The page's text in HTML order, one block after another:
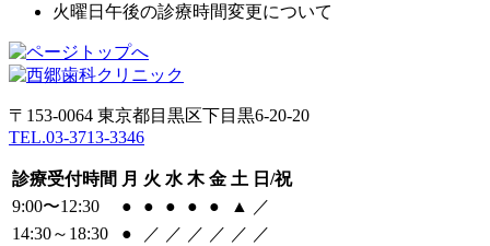
火曜日午後の診療時間変更について
〒153-0064 東京都目黒区下目黒6-20-20
TEL.03-3713-3346
診療受付時間 月 火 水 木 金 土 日/祝
9:00〜12:30
● ● ● ● ● ▲
／
14:30～18:30
● ／ ／ ／ ／ ／ ／